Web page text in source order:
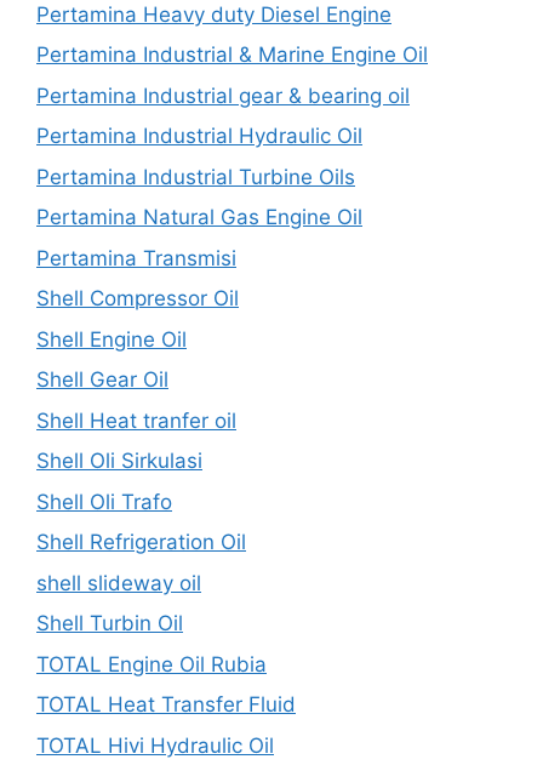
Pertamina Heavy duty Diesel Engine
Pertamina Industrial & Marine Engine Oil
Pertamina Industrial gear & bearing oil
Pertamina Industrial Hydraulic Oil
Pertamina Industrial Turbine Oils
Pertamina Natural Gas Engine Oil
Pertamina Transmisi
Shell Compressor Oil
Shell Engine Oil
Shell Gear Oil
Shell Heat tranfer oil
Shell Oli Sirkulasi
Shell Oli Trafo
Shell Refrigeration Oil
shell slideway oil
Shell Turbin Oil
TOTAL Engine Oil Rubia
TOTAL Heat Transfer Fluid
TOTAL Hivi Hydraulic Oil